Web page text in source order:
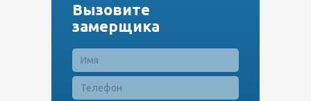
Вызовите
замерщика